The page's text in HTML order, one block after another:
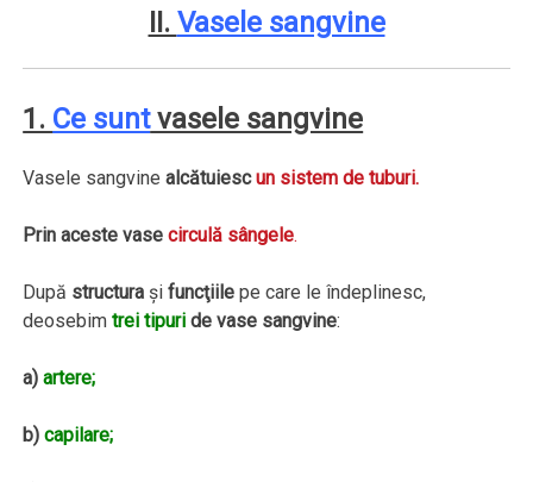
II. Vasele sangvine
1. Ce suntvasele sangvine
Vasele sangvinealcătuiescun sistem de tuburi.
Prin aceste vasecirculă sângele.
După structura şifuncţiile pe care le îndeplinesc,
deosebimtrei tipuri de vase sangvine:
a)artere;
b)capilare;